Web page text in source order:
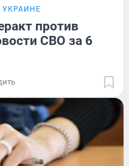
против
СВО за 6